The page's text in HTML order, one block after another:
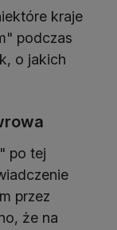
kraje
podczas
o jakich
po tej
przez
że na